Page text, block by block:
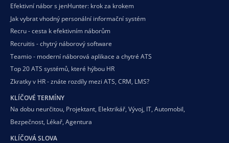
Efektivní nábor s jenHunter: krok za krokem
Jak vybrat vhodný personální informační systém
Recru - cesta k efektivním náborům
Recruitis - chytrý náborový software
Teamio - moderní náborová aplikace a chytré ATS
Top 20 ATS systémů, které hýbou HR
Zkratky v HR - znáte rozdíly mezi ATS, CRM, LMS?
KLÍČOVÉ TERMÍNY
Na dobu neurčitou, Projektant, Elektrikář, Vývoj, IT, Automobil,
Bezpečnost, Lékař, Agentura
KLÍČOVÁ SLOVA